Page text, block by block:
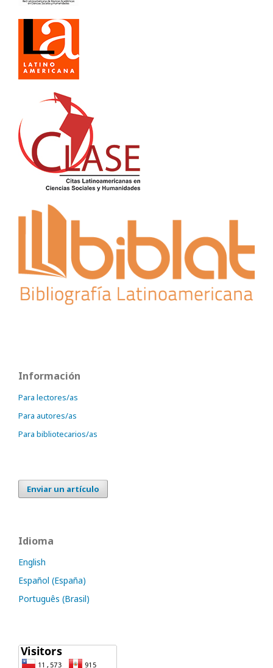
Información
Para lectores/as
Para autores/as
Para bibliotecarios/as
Enviar un artículo
Idioma
English
Español (España)
Português (Brasil)